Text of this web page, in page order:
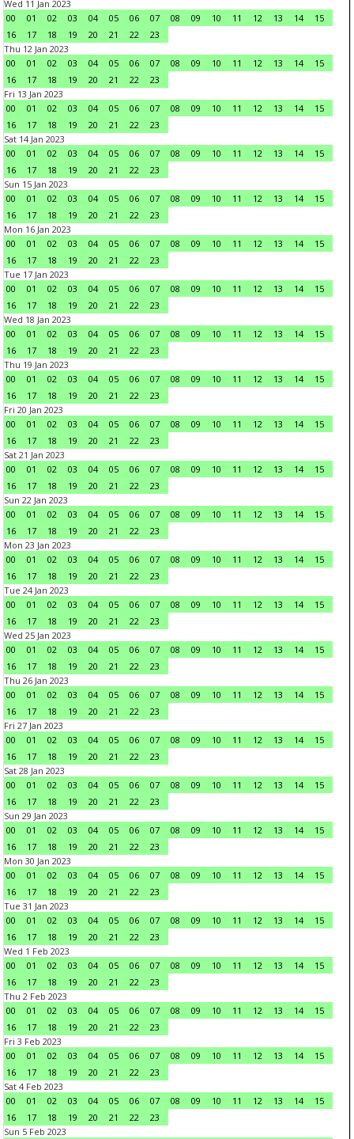
Wed 11 Jan 2023
00
01 02 03 04 05 06 07 08 09 10 11 12 13 14
15
16
17 18 19 20 21 22
23
Thu 12 Jan 2023
00
01 02 03 04 05 06 07 08 09 10 11 12 13 14
15
16
17 18 19 20 21 22
23
Fri 13 Jan 2023
00
01 02 03 04 05 06 07 08 09 10 11 12 13 14
15
16
17 18 19 20 21 22
23
Sat 14 Jan 2023
00
01 02 03 04 05 06 07 08 09 10 11 12 13 14
15
16
17 18 19 20 21 22
23
Sun 15 Jan 2023
00
01 02 03 04 05 06 07 08 09 10 11 12 13 14
15
16
17 18 19 20 21 22
23
Mon 16 Jan 2023
00
01 02 03 04 05 06 07 08 09 10 11 12 13 14
15
16
17 18 19 20 21 22
23
Tue 17 Jan 2023
00
01 02 03 04 05 06 07 08 09 10 11 12 13 14
15
16
17 18 19 20 21 22
23
Wed 18 Jan 2023
00
01 02 03 04 05 06 07 08 09 10 11 12 13 14
15
16
17 18 19 20 21 22
23
Thu 19 Jan 2023
00
01 02 03 04 05 06 07 08 09 10 11 12 13 14
15
16
17 18 19 20 21 22
23
Fri 20 Jan 2023
00
01 02 03 04 05 06 07 08 09 10 11 12 13 14
15
16
17 18 19 20 21 22
23
Sat 21 Jan 2023
00
01 02 03 04 05 06 07 08 09 10 11 12 13 14
15
16
17 18 19 20 21 22
23
Sun 22 Jan 2023
00
01 02 03 04 05 06 07 08 09 10 11 12 13 14
15
16
17 18 19 20 21 22
23
Mon 23 Jan 2023
00
01 02 03 04 05 06 07 08 09 10 11 12 13 14
15
16
17 18 19 20 21 22
23
Tue 24 Jan 2023
00
01 02 03 04 05 06 07 08 09 10 11 12 13 14
15
16
17 18 19 20 21 22
23
Wed 25 Jan 2023
00
01 02 03 04 05 06 07 08 09 10 11 12 13 14
15
16
17 18 19 20 21 22
23
Thu 26 Jan 2023
00
01 02 03 04 05 06 07 08 09 10 11 12 13 14
15
16
17 18 19 20 21 22
23
Fri 27 Jan 2023
00
01 02 03 04 05 06 07 08 09 10 11 12 13 14
15
16
17 18 19 20 21 22
23
Sat 28 Jan 2023
00
01 02 03 04 05 06 07 08 09 10 11 12 13 14
15
16
17 18 19 20 21 22
23
Sun 29 Jan 2023
00
01 02 03 04 05 06 07 08 09 10 11 12 13 14
15
16
17 18 19 20 21 22
23
Mon 30 Jan 2023
00
01 02 03 04 05 06 07 08 09 10 11 12 13 14
15
16
17 18 19 20 21 22
23
Tue 31 Jan 2023
00
01 02 03 04 05 06 07 08 09 10 11 12 13 14
15
16
17 18 19 20 21 22
23
Wed 1 Feb 2023
00
01 02 03 04 05 06 07 08 09 10 11 12 13 14
15
16
17 18 19 20 21 22
23
Thu 2 Feb 2023
00
01 02 03 04 05 06 07 08 09 10 11 12 13 14
15
16
17 18 19 20 21 22
23
Fri 3 Feb 2023
00
01 02 03 04 05 06 07 08 09 10 11 12 13 14
15
16
17 18 19 20 21 22
23
Sat 4 Feb 2023
00
01 02 03 04 05 06 07 08 09 10 11 12 13 14
15
16
17 18 19 20 21 22
23
Sun 5 Feb 2023